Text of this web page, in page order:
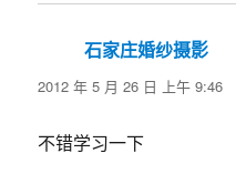
石家庄婚纱摄影
道：
2012 年 5 月 26 日 上午 9:46
不错学习一下